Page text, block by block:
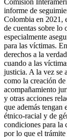
Comisión
informe de
Colombia en 2021,
de cuentas sobre lo
especialmente
para las víctimas.
derechos a la
cuando a las
justicia. A la vez se
como la creación
acompañamiento
y otras acciones
que además tengan
étnico-racial y de
condiciones para la
por lo que el